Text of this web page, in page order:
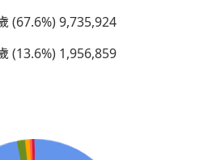
(67.6%) 9,735,924
(13.6%) 1,956,859